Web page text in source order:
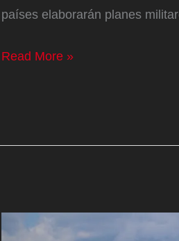
países elaborarán planes
El
Colombia
llega
Read More »